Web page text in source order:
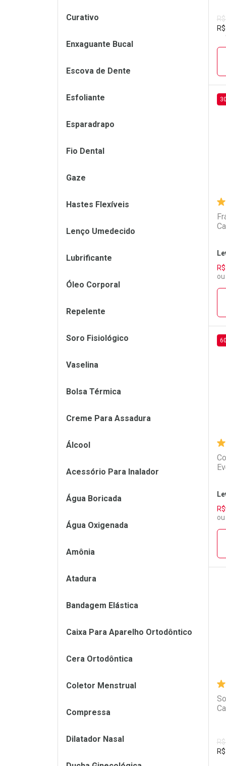
R$
R$
R$
R$
Curativo
Enxaguante Bucal
Escova de Dente
Esfoliante
Esparadrapo
Fio Dental
Gaze
Hastes Flexíveis
Lenço Umedecido
Lubrificante
Óleo Corporal
Repelente
Soro Fisiológico
Vaselina
Bolsa Térmica
Creme Para Assadura
Álcool
Acessório Para Inalador
Água Boricada
Água Oxigenada
Amônia
Atadura
Bandagem Elástica
Caixa Para Aparelho Ortodôntico
Cera Ortodôntica
Coletor Menstrual
Compressa
Dilatador Nasal